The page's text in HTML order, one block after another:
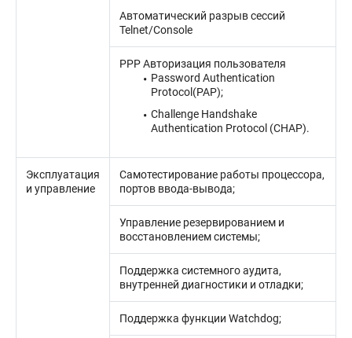
Автоматический разрыв сессий
Telnet/Console
PPP Авторизация пользователя
Password Authentication
Protocol(PAP);
Challenge Handshake
Authentication Protocol (CHAP).
Эксплуатация
и управление
Самотестирование работы процессора,
портов ввода-вывода;
Управление резервированием и
восстановлением системы;
Поддержка системного аудита,
внутренней диагностики и отладки;
Поддержка функции Watchdog;